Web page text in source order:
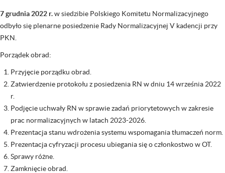
7 grudnia 2022 r.w siedzibie Polskiego Komitetu Normalizacyjnego
odbyło się plenarne posiedzenie Rady Normalizacyjnej V kadencji przy
PKN.
Porządek obrad:
Przyjęcie porządku obrad.
Zatwierdzenie protokołu z posiedzenia RN w dniu 14 września 2022
r.
Podjęcie uchwały RN w sprawie zadań priorytetowych w zakresie
prac normalizacyjnych w latach 2023-2026.
Prezentacja stanu wdrożenia systemu wspomagania tłumaczeń norm.
Prezentacja cyfryzacji procesu ubiegania się o członkostwo w OT.
Sprawy różne.
Zamknięcie obrad.